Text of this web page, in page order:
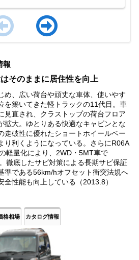
報
そのままに居住性を向上
め、広い荷台や頑丈な車体、使いやす
を築いてきた軽トラックの11代目。車
見直され、クラストップの荷台フロア
拡大。ゆとりある快適なキャビンとな
走破性に優れたショートホイールベー
り利くようになっている。さらにR06A
軽量化により、2WD・5MT車で
徹底したサビ対策による長期サビ保証
準である56km/hオフセット衝突法規へ
性能も向上している（2013.8）
格相場 カタログ情報